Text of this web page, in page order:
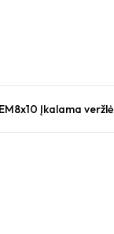
Įkalama veržlė